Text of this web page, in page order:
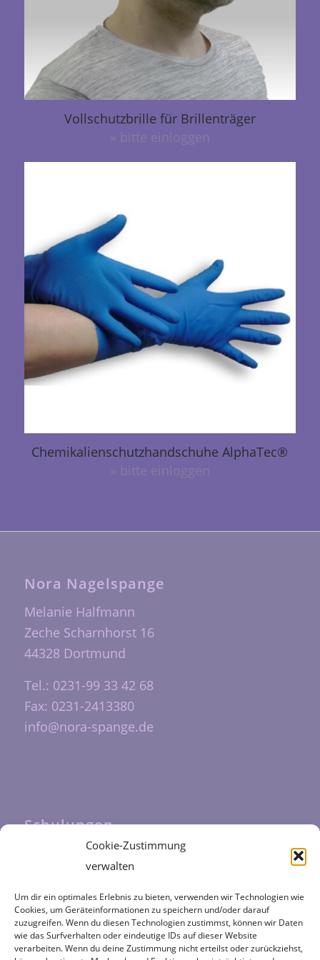
Cookie-Zustimmung
verwalten
Um dir ein optimales Erlebnis zu bieten, verwenden wir Technologien wie
Cookies, um Geräteinformationen zu speichern und/oder darauf
zuzugreifen. Wenn du diesen Technologien zustimmst, können wir Daten
wie das Surfverhalten oder eindeutige IDs auf dieser Website
verarbeiten. Wenn du deine Zustimmung nicht erteilst oder zurückziehst,
Vollschutzbrille für Brillenträger
» bitte einloggen
Chemikalienschutzhandschuhe AlphaTec®
» bitte einloggen
Nora Nagelspange
Melanie Halfmann
Zeche Scharnhorst 16
44328 Dortmund
Tel.: 0231-99 33 42 68
Fax: 0231-2413380
info@nora-spange.de
Schulungen
Unsere Schulungen werden durch das
Fortbildungszentrum Halfmann